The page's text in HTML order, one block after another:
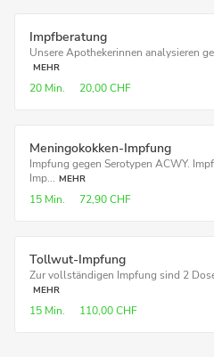
Impfberatung
Unsere Apothekerinnen analysieren
MEHR
20 Min. 20,00 CHF
Meningokokken-Impfung
Impfung gegen Serotypen ACWY.
Imp... MEHR
15 Min. 72,90 CHF
Tollwut-Impfung
Zur vollständigen Impfung sind 2
MEHR
15 Min. 110,00 CHF